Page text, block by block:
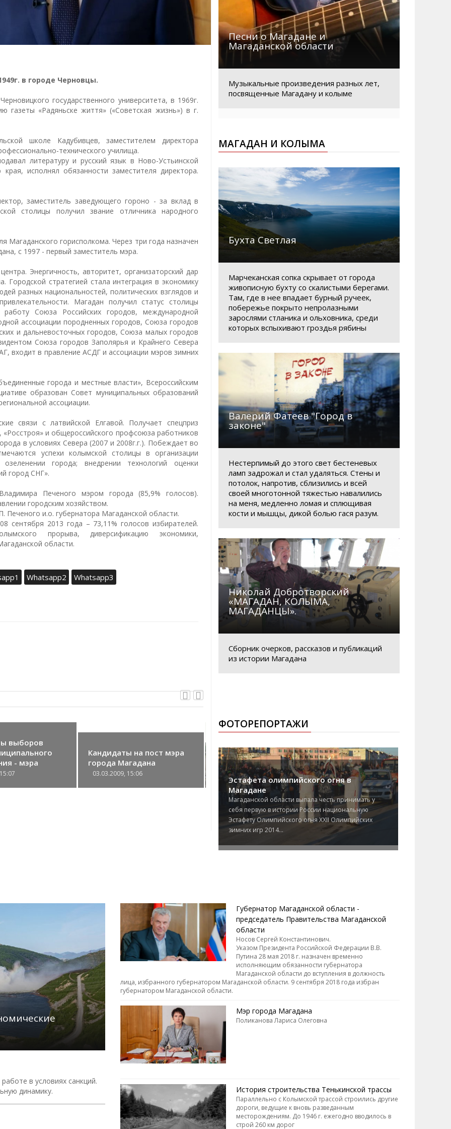
в городе Черновцы.
государственного университета, в 1969г.
газеты «Радяньске життя» («Советская жизнь») в г.
школе Кадубивцев, заместителем директора
технического училища.
литературу и русский язык в Ново-Устьинской
исполнял обязанности заместителя директора.
заместитель заведующего гороно - за вклад в
столицы получил звание отличника народного
Магаданского горисполкома. Через три года назначен
с 1997 - первый заместитель мэра.
Энергичность, авторитет, организаторский дар
стратегией стала интеграция в экономику
разных национальностей, политических взглядов и
Магадан получил статус столицы
Союза Российских городов, международной
ассоциации породненных городов, Союза городов
и дальневосточных городов, Союза малых городов
Союза городов Заполярья и Крайнего Севера
входит в правление АСДГ и ассоциации мэров зимних
города и местные власти», Всероссийским
образован Совет муниципальных образований
ассоциации.
связи с латвийской Елгавой. Получает спецприз
и общероссийского профсоюза работников
в условиях Севера (2007 и 2008г.г.). Побеждает во
успехи колымской столицы в организации
города; внедрении технологий оценки
город СНГ».
Печеного мэром города (85,9% голосов).
городским хозяйством.
и.о. губернатора Магаданской области.
сентября 2013 года – 73,11% голосов избирателей.
прорыва, диверсификацию экономики,
области.
Whatsapp2 Whatsapp3
на пост мэра
Гришан Юрий Федорович
03.10.2013, 09:38
Песни о Магадане и
Магаданской области
Музыкальные произведения разных лет,
посвященные Магадану и колыме
МАГАДАН И КОЛЫМА
Бухта Светлая
Марчеканская сопка скрывает от города
живописную бухту со скалистыми берегами.
Там, где в нее впадает бурный ручеек,
побережье покрыто непролазными
зарослями стланика и ольховника, среди
которых вспыхивают гроздья рябины
Валерий Фатеев "Город в
законе"
Нестерпимый до этого свет бестеневых
ламп задрожал и стал удаляться. Стены и
потолок, напротив, сблизились и всей
своей многотонной тяжестью навалились
на меня, медленно ломая и сплющивая
кости и мышцы, дикой болью гася разум.
Николай Добротворский
«МАГАДАН, КОЛЫМА,
МАГАДАНЦЫ».
Сборник очерков, рассказов и публикаций
из истории Магадана
ФОТОРЕПОРТАЖИ
Эстафета олимпийского огня в
Магадане
Магаданской области выпала честь принимать у
себя первую в истории России национальную
Эстафету Олимпийского огня XXII Олимпийских
зимних игр 2014...
в условиях санкций.
динамику.
Губернатор Магаданской области -
председатель Правительства Магаданской
области
Носов Сергей Константинович.
Указом Президента Российской Федерации В.В.
Путина 28 мая 2018 г. назначен временно
исполняющим обязанности губернатора
Магаданской области до вступления в должность
лица, избранного губернатором Магаданской области. 9 сентября 2018 года избран
губернатором Магаданской области.
Мэр города Магадана
Поликанова Лариса Олеговна
История строительства Тенькинской трассы
Параллельно с Колымской трассой строились другие
дороги, ведущие к вновь разведанным
месторождениям. До 1946 г. ежегодно вводилось в
строй 260 км дорог